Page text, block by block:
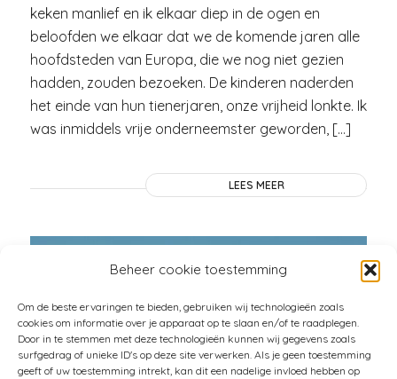
Beheer cookie toestemming
Om de beste ervaringen te bieden, gebruiken wij technologieën zoals
cookies om informatie over je apparaat op te slaan en/of te raadplegen.
Door in te stemmen met deze technologieën kunnen wij gegevens zoals
surfgedrag of unieke ID's op deze site verwerken. Als je geen toestemming
geeft of uw toestemming intrekt, kan dit een nadelige invloed hebben op
keken manlief en ik elkaar diep in de ogen en
beloofden we elkaar dat we de komende jaren alle
hoofdsteden van Europa, die we nog niet gezien
hadden, zouden bezoeken. De kinderen naderden
het einde van hun tienerjaren, onze vrijheid lonkte. Ik
was inmiddels vrije onderneemster geworden, […]
LEES MEER